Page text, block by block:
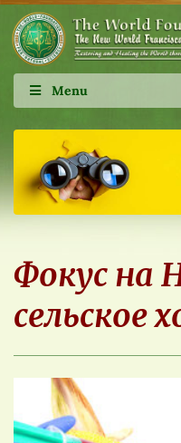
Menu
Фокус на
сельское